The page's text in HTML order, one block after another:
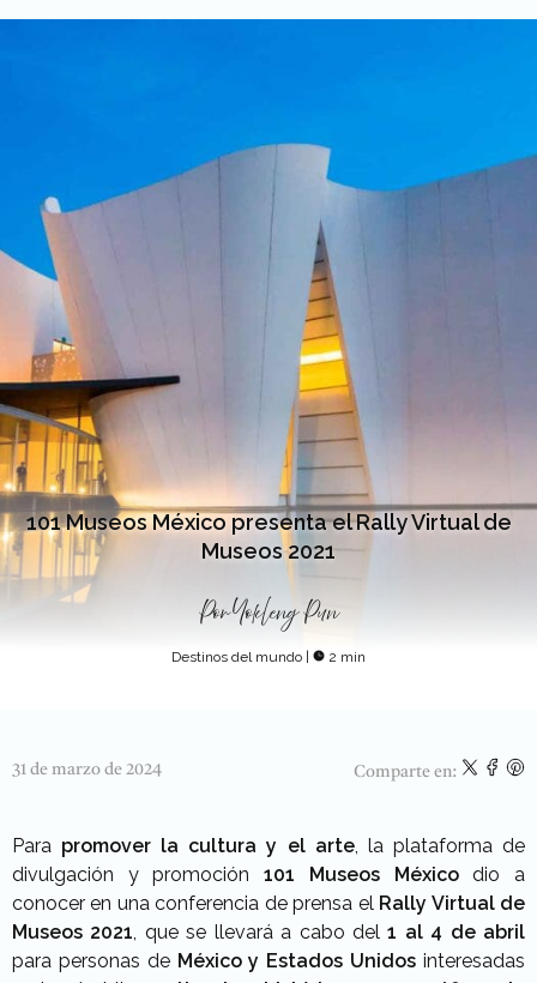
101 Museos México presenta el Rally Virtual de
Museos 2021
PorYokleng Pun
Destinos del mundo | 2 min
31 de marzo de 2024 Comparte en:
Para promover la cultura y el arte, la plataforma de
divulgación y promoción101 Museos Méxicodio a
conocer en una conferencia de prensa el Rally Virtual de
Museos 2021 , que se llevará a cabo del1 al 4 de abril
para personas de México y Estados Unidos interesadas